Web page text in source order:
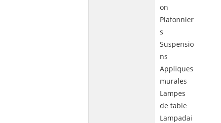
on
Plafonnier
s
Suspensio
ns
Appliques
murales
Lampes
de table
Lampadai